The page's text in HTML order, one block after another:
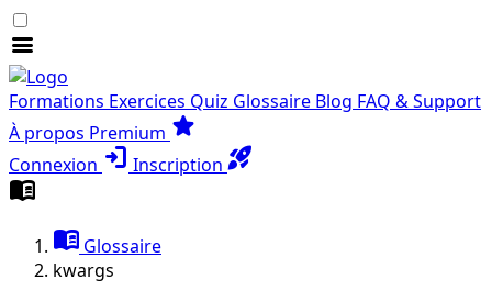
menu
Formations Exercices Quiz Glossaire Blog FAQ & Support
À propos Premium star
Connexion login Inscription rocket_launch
menu_book
menu_book Glossaire
kwargs